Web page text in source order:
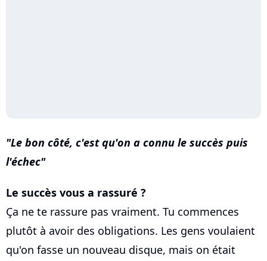
Le bon côté, c'est qu'on a connu le succès puis
l'échec
Le succès vous a rassuré ?
Ça ne te rassure pas vraiment. Tu commences
plutôt à avoir des obligations. Les gens voulaient
qu'on fasse un nouveau disque, mais on était